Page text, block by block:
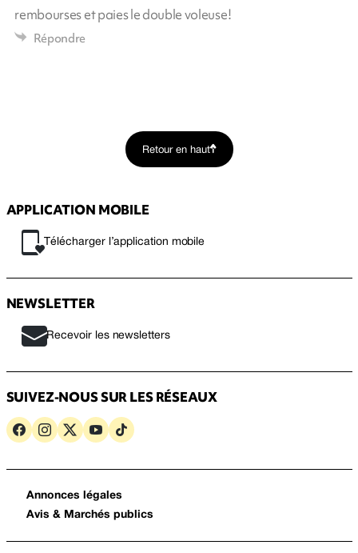
rembourses et paies le double voleuse!
Répondre
Retour en haut
APPLICATION MOBILE
Télécharger l’application mobile
NEWSLETTER
Recevoir les newsletters
SUIVEZ-NOUS SUR LES RÉSEAUX
Annonces légales
Avis & Marchés publics